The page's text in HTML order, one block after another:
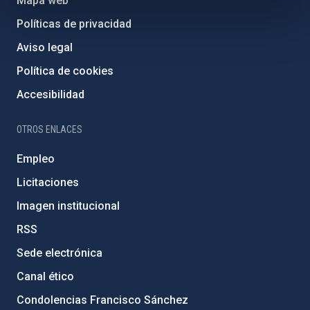
Políticas de privacidad
Aviso legal
Política de cookies
Accesibilidad
OTROS ENLACES
Empleo
Licitaciones
Imagen institucional
RSS
Sede electrónica
Canal ético
Condolencias Francisco Sánchez